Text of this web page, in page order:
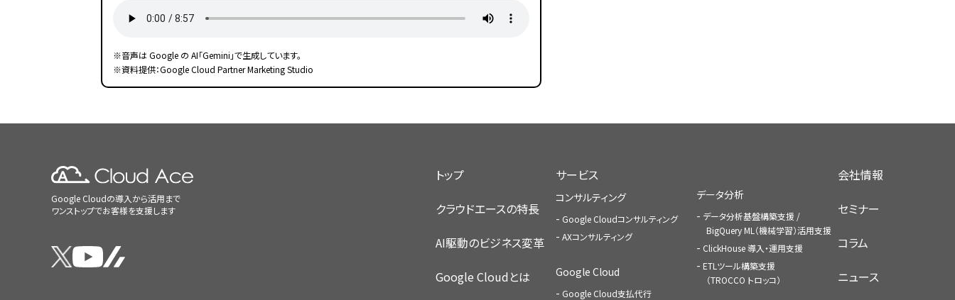
※音声は Google の AI「Gemini」で生成しています。
※資料提供：Google Cloud Partner Marketing Studio
Google Cloudの導入から活用まで
ワンストップでお客様を支援します
トップ
クラウドエースの特長
AI駆動のビジネス変革
Google Cloudとは
サービス
コンサルティング
Google Cloudコンサルティング
AXコンサルティング
Google Cloud
Google Cloud支払代行
データ分析
データ分析基盤構築支援 /
BigQuery ML（機械学習）活用支援
ClickHouse 導入・運用支援
ETLツール構築支援
（TROCCO トロッコ）
会社情報
セミナー
コラム
ニュース